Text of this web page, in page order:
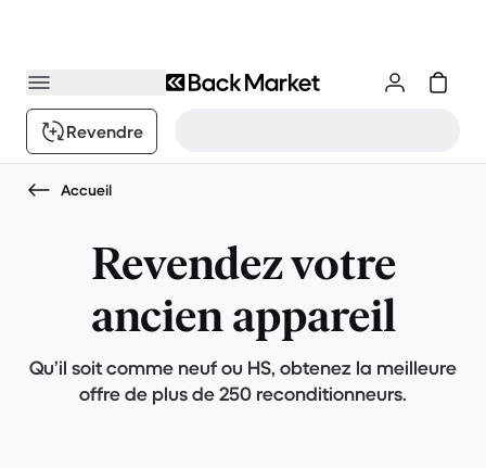
Revendre
Accueil
Revendez votre
ancien appareil
Qu’il soit comme neuf ou HS, obtenez la meilleure
offre de plus de 250 reconditionneurs.